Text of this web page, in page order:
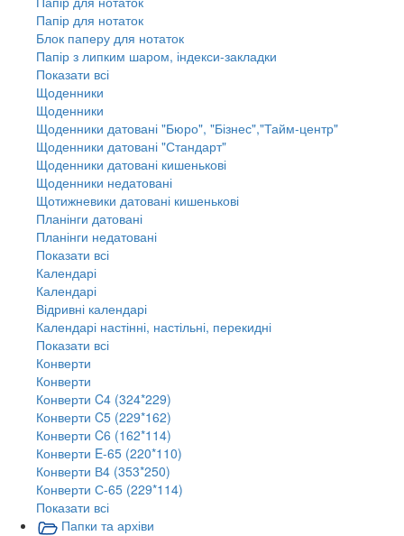
Папір для нотаток
Блок паперу для нотаток
Папір з липким шаром, індекси-закладки
Показати всі
Щоденники
Щоденники
Щоденники датовані "Бюро", "Бізнес","Тайм-центр"
Щоденники датовані "Стандарт"
Щоденники датовані кишенькові
Щоденники недатовані
Щотижневики датовані кишенькові
Планінги датовані
Планінги недатовані
Показати всі
Календарі
Календарі
Відривні календарі
Календарі настінні, настільні, перекидні
Показати всі
Конверти
Конверти
Конверти C4 (324*229)
Конверти C5 (229*162)
Конверти C6 (162*114)
Конверти E-65 (220*110)
Конверти В4 (353*250)
Конверти С-65 (229*114)
Показати всі
Папки та архіви